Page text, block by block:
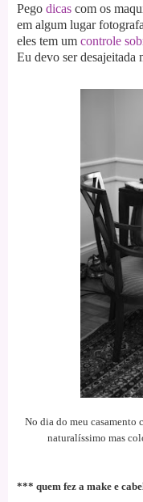
Pego dicas com os
em algum lugar
eles tem um controle
Eu devo ser desajeitada
No dia do meu casamento
naturalíssimo mas
*** quem fez a make e